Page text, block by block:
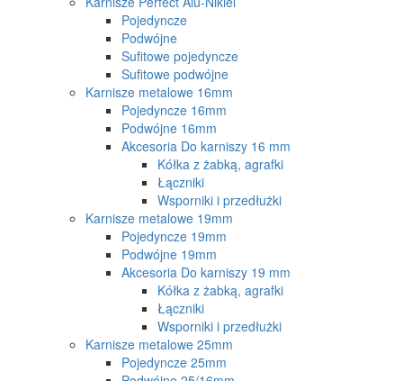
Pojedyncze
Podwójne
Sufitowe pojedyncze
Sufitowe podwójne
Karnisze metalowe 16mm
Pojedyncze 16mm
Podwójne 16mm
Akcesoria Do karniszy 16 mm
Kółka z żabką, agrafki
Łączniki
Wsporniki i przedłużki
Karnisze metalowe 19mm
Pojedyncze 19mm
Podwójne 19mm
Akcesoria Do karniszy 19 mm
Kółka z żabką, agrafki
Łączniki
Wsporniki i przedłużki
Karnisze metalowe 25mm
Pojedyncze 25mm